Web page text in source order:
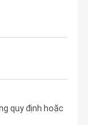
quy định hoặc